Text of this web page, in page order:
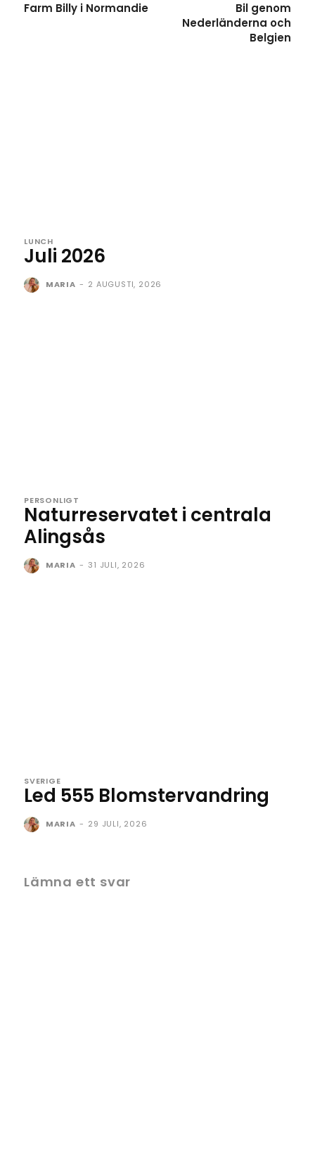
Farm Billy i Normandie
Bil genom
Nederländerna och
Belgien
LUNCH
Juli 2026
MARIA - 2 AUGUSTI, 2026
PERSONLIGT
Naturreservatet i centrala
Alingsås
MARIA - 31 JULI, 2026
SVERIGE
Led 555 Blomstervandring
MARIA - 29 JULI, 2026
Lämna ett svar